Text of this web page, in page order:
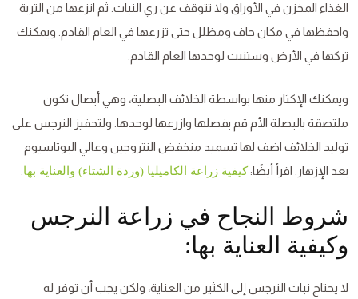
الغذاء المخزن في الأوراق ولا تتوقف عن ري النبات. ثم انزعها من التربة
واحفظها في مكان جاف ومظلل حتى تزرعها في العام القادم. ويمكنك
تركها في الأرض وستنبت لوحدها العام القادم.
ويمكنك الإكثار منها بواسطة الخلائف البصلية، وهي أبصال تكون
ملتصقة بالبصلة الأم قم بفصلها وازرعها لوحدها. ولتحفيز النرجس على
توليد الخلائف اضف لها تسميد منخفض النتروجين وعالي البوتاسيوم
بعد الإزهار. اقرأ أيضًا:كيفية زراعة الكاميليا (وردة الشتاء) والعناية بها
شروط النجاح في زراعة النرجس
وكيفية العناية بها:
لا يحتاج نبات النرجس إلى الكثير من العناية، ولكن يجب أن توفر له